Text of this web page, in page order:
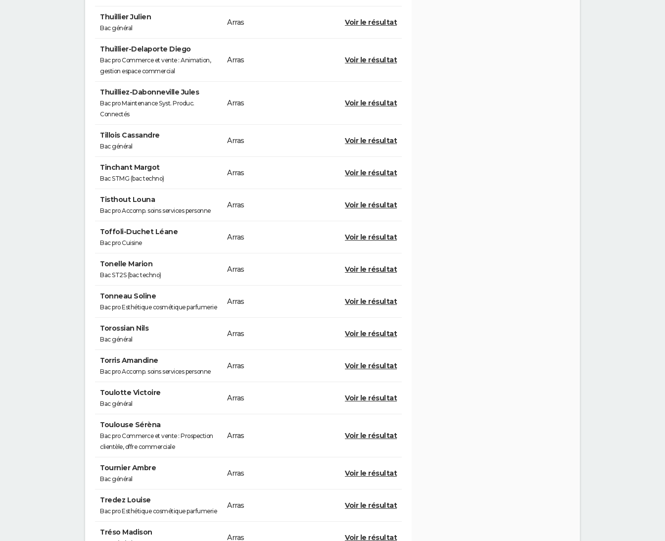
Thuillier Julien
Bac général
Arras Voir le résultat
Thuillier-Delaporte Diego
Bac pro Commerce et vente : Animation,
gestion espace commercial
Arras Voir le résultat
Thuilliez-Dabonneville Jules
Bac pro Maintenance Syst. Produc.
Connectés
Arras Voir le résultat
Tillois Cassandre
Bac général
Arras Voir le résultat
Tinchant Margot
Bac STMG (bac techno)
Arras Voir le résultat
Tisthout Louna
Bac pro Accomp. soins services personne
Arras Voir le résultat
Toffoli-Duchet Léane
Bac pro Cuisine
Arras Voir le résultat
Tonelle Marion
Bac ST2S (bac techno)
Arras Voir le résultat
Tonneau Soline
Bac pro Esthétique cosmétique parfumerie
Arras Voir le résultat
Torossian Nils
Bac général
Arras Voir le résultat
Torris Amandine
Bac pro Accomp. soins services personne
Arras Voir le résultat
Toulotte Victoire
Bac général
Arras Voir le résultat
Toulouse Sérèna
Bac pro Commerce et vente : Prospection
clientèle, offre commerciale
Arras Voir le résultat
Tournier Ambre
Bac général
Arras Voir le résultat
Tredez Louise
Bac pro Esthétique cosmétique parfumerie
Arras Voir le résultat
Tréso Madison
Arras Voir le résultat